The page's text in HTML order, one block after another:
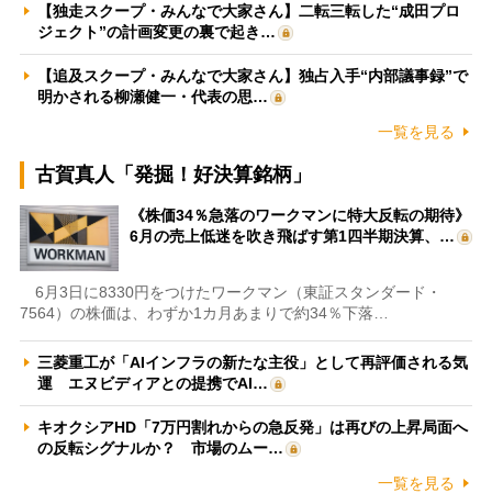
【独走スクープ・みんなで大家さん】二転三転した“成田プロ
ジェクト”の計画変更の裏で起き…
【追及スクープ・みんなで大家さん】独占入手“内部議事録”で
明かされる柳瀬健一・代表の思…
一覧を見る
古賀真人「発掘！好決算銘柄」
《株価34％急落のワークマンに特大反転の期待》
6月の売上低迷を吹き飛ばす第1四半期決算、…
6月3日に8330円をつけたワークマン（東証スタンダード・
7564）の株価は、わずか1カ月あまりで約34％下落…
三菱重工が「AIインフラの新たな主役」として再評価される気
運 エヌビディアとの提携でAI…
キオクシアHD「7万円割れからの急反発」は再びの上昇局面へ
の反転シグナルか？ 市場のムー…
一覧を見る